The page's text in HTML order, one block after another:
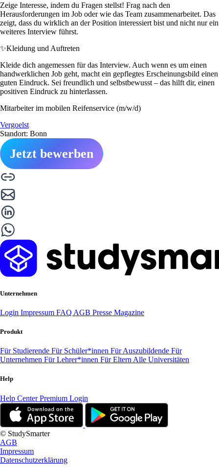
Zeige Interesse, indem du Fragen stellst! Frag nach den
Herausforderungen im Job oder wie das Team zusammenarbeitet. Das
zeigt, dass du wirklich an der Position interessiert bist und nicht nur ein
weiteres Interview führst.
✨Kleidung und Auftreten
Kleide dich angemessen für das Interview. Auch wenn es um einen
handwerklichen Job geht, macht ein gepflegtes Erscheinungsbild einen
guten Eindruck. Sei freundlich und selbstbewusst – das hilft dir, einen
positiven Eindruck zu hinterlassen.
Mitarbeiter im mobilen Reifenservice (m/w/d)
Vergoelst
Standort: Bonn
Jetzt bewerben
Unternehmen
Login Impressum FAQ AGB Presse Magazine
Produkt
Für Studierende Für Schüler*innen Für Auszubildende Für
Unternehmen Für Lehrer*innen Für Eltern Alle Universitäten
Help
Help CenterPremium Login
© StudySmarter
AGB
Impressum
Datenschutzerklärung